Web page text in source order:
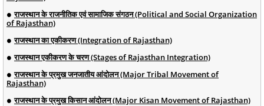
राजस्थान के राजनीतिक एवं सामाजिक संगठन (Political and Social Organization
of Rajasthan)
राजस्थान का एकीकरण (Integration of Rajasthan)
राजस्थान एकीकरण के चरण (Stages of Rajasthan Integration)
राजस्थान के प्रमुख जनजातीय आंदोलन (Major Tribal Movement of
Rajasthan)
राजस्थान के प्रमुख किसान आंदोलन (Major Kisan Movement of Rajasthan)